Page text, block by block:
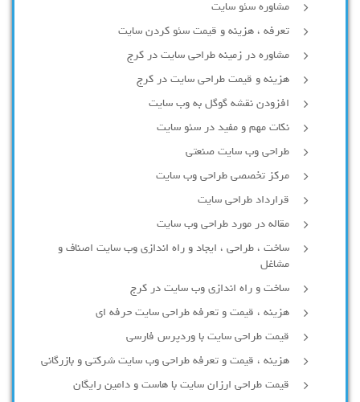
مشاوره سئو سایت
تعرفه ، هزینه و قیمت سئو کردن سایت
مشاوره در زمینه طراحی سایت در کرج
هزینه و قیمت طراحی سایت در کرج
افزودن نقشه گوگل به وب سایت
نکات مهم و مفید در سئو سایت
طراحی وب سایت صنعتی
مرکز تخصصی طراحی وب سایت
قرارداد طراحی سایت
مقاله در مورد طراحی وب سایت
ساخت ، طراحی ، ایجاد و راه اندازی وب سایت اصناف و
مشاغل
ساخت و راه اندازی وب سایت در کرج
هزینه ، قیمت و تعرفه طراحی سایت حرفه ای
قیمت طراحی سایت با وردپرس فارسی
هزینه ، قیمت و تعرفه طراحی وب سایت شرکتی و بازرگانی
قیمت طراحی ارزان سایت با هاست و دامین رایگان